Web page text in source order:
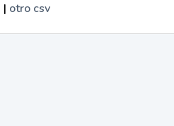
| otro csv